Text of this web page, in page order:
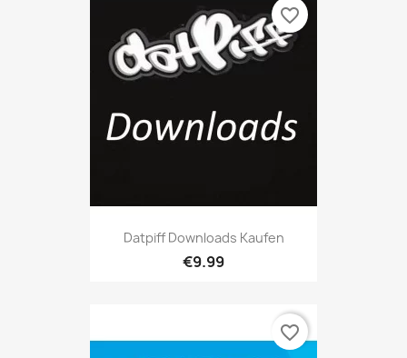
Datpiff Downloads Kaufen
€9.99
favorite_border
favorite_border